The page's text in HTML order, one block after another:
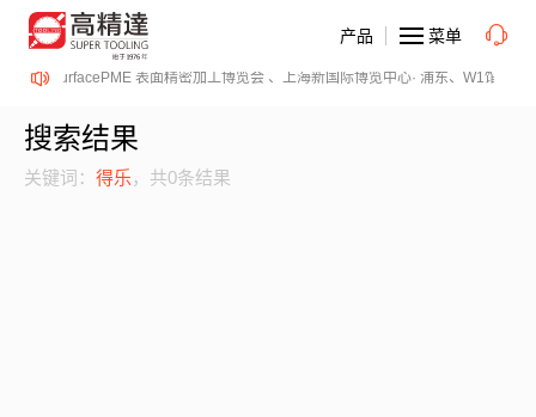
日、SurfacePME 表面精密加工博览会 、上海新国际博览中心· 浦东、W1馆E21
产品 菜单
搜索结果
关键词： 得乐 ，共0条结果